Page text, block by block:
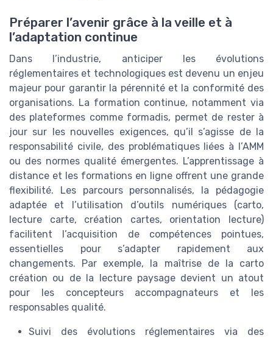
Préparer l’avenir grâce à la veille et à
l’adaptation continue
Dans l’industrie, anticiper les évolutions
réglementaires et technologiques est devenu un enjeu
majeur pour garantir la pérennité et la conformité des
organisations. La formation continue, notamment via
des plateformes comme formadis, permet de rester à
jour sur les nouvelles exigences, qu’il s’agisse de la
responsabilité civile, des problématiques liées à l’AMM
ou des normes qualité émergentes. L’apprentissage à
distance et les formations en ligne offrent une grande
flexibilité. Les parcours personnalisés, la pédagogie
adaptée et l’utilisation d’outils numériques (carto,
lecture carte, création cartes, orientation lecture)
facilitent l’acquisition de compétences pointues,
essentielles pour s’adapter rapidement aux
changements. Par exemple, la maîtrise de la carto
création ou de la lecture paysage devient un atout
pour les concepteurs accompagnateurs et les
responsables qualité.
Suivi des évolutions réglementaires via des